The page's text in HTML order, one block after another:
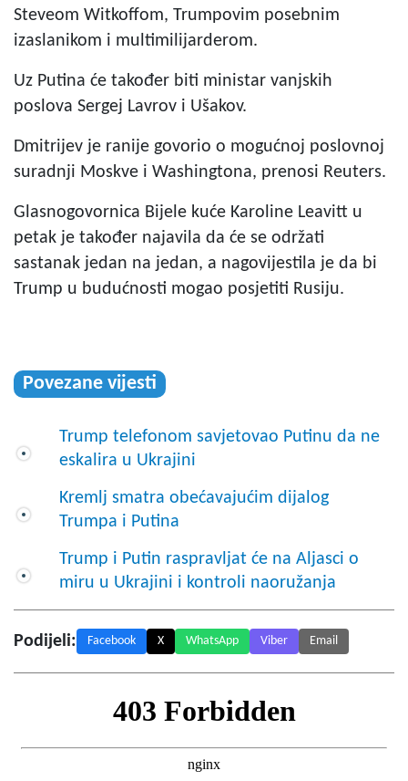
Steveom Witkoffom, Trumpovim posebnim
izaslanikom i multimilijarderom.
Uz Putina će također biti ministar vanjskih
poslova Sergej Lavrov i Ušakov.
Dmitrijev je ranije govorio o mogućnoj poslovnoj
suradnji Moskve i Washingtona, prenosi Reuters.
Glasnogovornica Bijele kuće Karoline Leavitt u
petak je također najavila da će se održati
sastanak jedan na jedan, a nagovijestila je da bi
Trump u budućnosti mogao posjetiti Rusiju.
Povezane vijesti
Trump telefonom savjetovao Putinu da ne
eskalira u Ukrajini
Kremlj smatra obećavajućim dijalog
Trumpa i Putina
Trump i Putin raspravljat će na Aljasci o
miru u Ukrajini i kontroli naoružanja
Podijeli: Facebook X WhatsApp Viber Email